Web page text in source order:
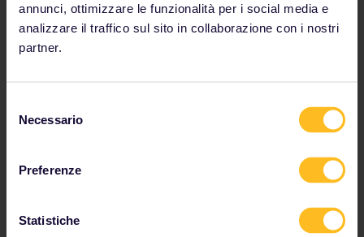
annunci, ottimizzare le funzionalità per i social media e
analizzare il traffico sul sito in collaborazione con i nostri
partner.
delNecessario
Preferenze
Statistiche
Ideali per:
le spiagge tranquille, le escursioni nella
foresta e l'incontro con i locali
delle nozze in Mamma Mia!) offre bellissime vedute
dell'isola